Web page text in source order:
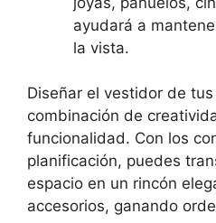
ayudará a
la vista.
Diseñar el vestidor de
combinación de
funcionalidad. Con los
planificación, puedes
espacio en un rincón
accesorios, ganando